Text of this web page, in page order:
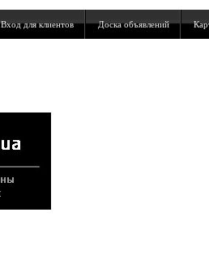
Вход для клиентов Доска объявлений